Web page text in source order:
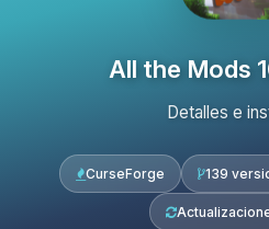
All the Mods
Detalles e
CurseForge 139